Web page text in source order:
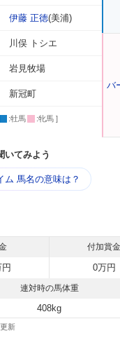
伊藤 正徳(美浦)
川俣 トシエ
岩見牧場
新冠町
:牡馬 :牝馬 ]
バ
てみよう
ム 馬名の意味は？
付加賞金
0万円
連対時の馬体重
408kg